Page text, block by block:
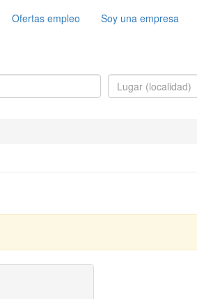
Ofertas empleo Soy una empresa